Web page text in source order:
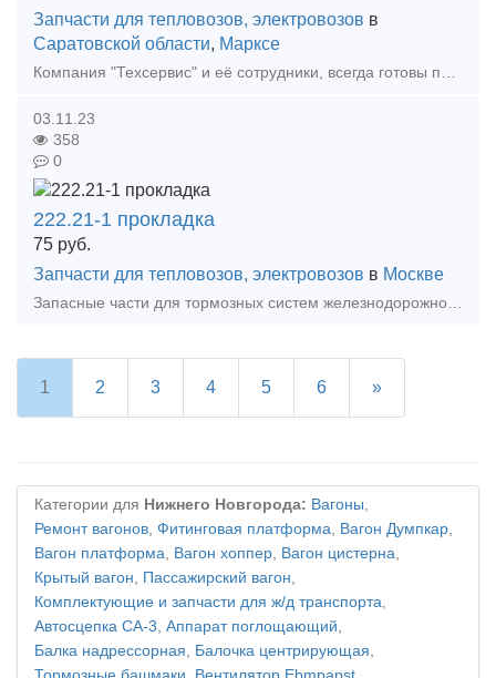
Запчасти для тепловозов, электровозов в
Саратовской области, Марксе
Компания "Техсервис" и её сотрудники, всегда готовы помочь в сложной ситуации связанной с поиском, и выбором комплектующих, запасных частей, узлов и агрегатов для тягового и подвижного состава (ТПС).
03.11.23
358
0
222.21-1 прокладка
75 руб.
Запчасти для тепловозов, электровозов в Москве
1 2 3 4 5 6 »
Категории для Нижнего Новгорода: Вагоны,
Ремонт вагонов, Фитинговая платформа, Вагон Думпкар,
Вагон платформа, Вагон хоппер, Вагон цистерна,
Крытый вагон, Пассажирский вагон,
Комплектующие и запчасти для ж/д транспорта,
Автосцепка СА-3, Аппарат поглощающий,
Балка надрессорная, Балочка центрирующая,